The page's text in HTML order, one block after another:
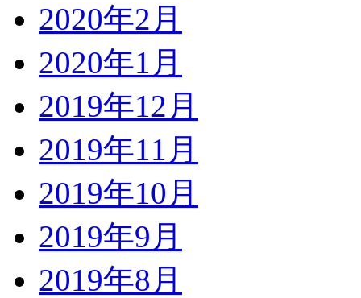
2020年2月
2020年1月
2019年12月
2019年11月
2019年10月
2019年9月
2019年8月